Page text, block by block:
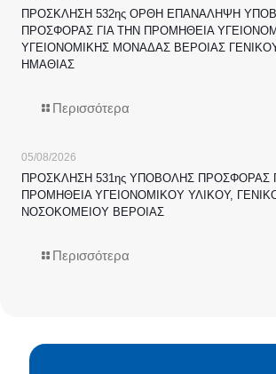
ΠΡΟΣΚΛΗΣΗ 532ης ΟΡΘΗ ΕΠΑΝΑΛΗΨΗ
ΠΡΟΣΦΟΡΑΣ ΓΙΑ ΤΗΝ ΠΡΟΜΗΘΕΙΑ
ΥΓΕΙΟΝΟΜΙΚΗΣ ΜΟΝΑΔΑΣ ΒΕΡΟΙΑΣ
ΗΜΑΘΙΑΣ
Περισσότερα
05/08/2026
ΠΡΟΣΚΛΗΣΗ 531ης ΥΠΟΒΟΛΗΣ ΠΡΟΣΦΟΡΑΣ
ΠΡΟΜΗΘΕΙΑ ΥΓΕΙΟΝΟΜΙΚΟΥ ΥΛΙΚΟΥ,
ΝΟΣΟΚΟΜΕΙΟΥ ΒΕΡΟΙΑΣ
Περισσότερα